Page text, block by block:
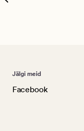
Jälgi meid
Facebook